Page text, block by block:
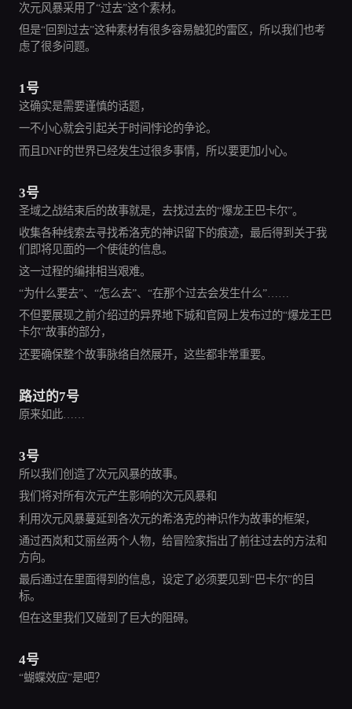
次元风暴采用了“过去”这个素材。
但是“回到过去”这种素材有很多容易触犯的雷区，所以我们也考
虑了很多问题。
1号
这确实是需要谨慎的话题，
一不小心就会引起关于时间悖论的争论。
而且DNF的世界已经发生过很多事情，所以要更加小心。
3号
圣域之战结束后的故事就是，去找过去的“爆龙王巴卡尔”。
收集各种线索去寻找希洛克的神识留下的痕迹，最后得到关于我
们即将见面的一个使徒的信息。
这一过程的编排相当艰难。
“为什么要去”、“怎么去”、“在那个过去会发生什么”……
不但要展现之前介绍过的异界地下城和官网上发布过的“爆龙王巴
卡尔”故事的部分，
还要确保整个故事脉络自然展开，这些都非常重要。
路过的7号
原来如此……
3号
所以我们创造了次元风暴的故事。
我们将对所有次元产生影响的次元风暴和
利用次元风暴蔓延到各次元的希洛克的神识作为故事的框架，
通过西岚和艾丽丝两个人物，给冒险家指出了前往过去的方法和
方向。
最后通过在里面得到的信息，设定了必须要见到“巴卡尔”的目
标。
但在这里我们又碰到了巨大的阻碍。
4号
“蝴蝶效应”是吧？